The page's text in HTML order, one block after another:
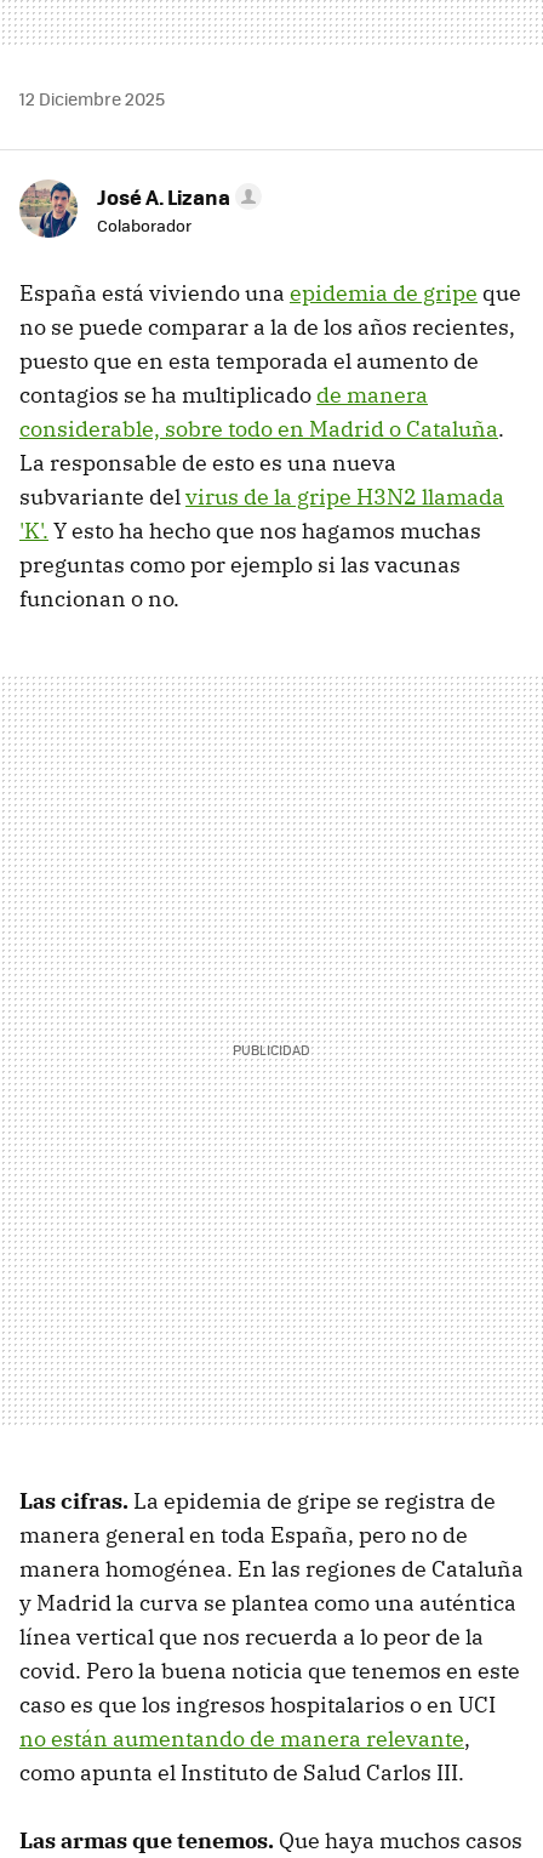
12 Diciembre 2025
José A. Lizana
Colaborador
España está viviendo una epidemia de gripe que
no se puede comparar a la de los años recientes,
puesto que en esta temporada el aumento de
contagios se ha multiplicado de manera
considerable, sobre todo en Madrid o Cataluña.
La responsable de esto es una nueva
subvariante delvirus de la gripe H3N2 llamada
'K'. Y esto ha hecho que nos hagamos muchas
preguntas como por ejemplo si las vacunas
funcionan o no.
Las cifras. La epidemia de gripe se registra de
manera general en toda España, pero no de
manera homogénea. En las regiones de Cataluña
y Madrid la curva se plantea como una auténtica
línea vertical que nos recuerda a lo peor de la
covid. Pero la buena noticia que tenemos en este
caso es que los ingresos hospitalarios o en UCI
no están aumentando de manera relevante,
como apunta el Instituto de Salud Carlos III.
Las armas que tenemos. Que haya muchos casos